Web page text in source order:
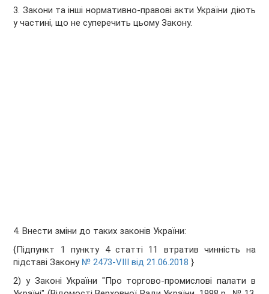
3. Закони та інші нормативно-правові акти України діють
у частині, що не суперечить цьому Закону.
4. Внести зміни до таких законів України:
{Підпункт 1 пункту 4 статті 11 втратив чинність на
підставі Закону № 2473-VIII від 21.06.2018 }
2) у Законі України "Про торгово-промислові палати в